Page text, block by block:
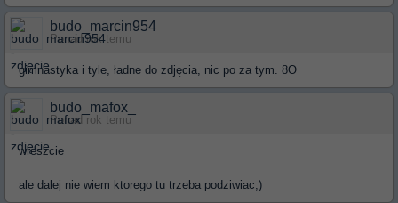
budo_marcin954
Ponad rok temu
gimnastyka i tyle, ładne do zdjęcia, nic po za tym. 8O
budo_mafox_
Ponad rok temu
wreszcie
ale dalej nie wiem ktorego tu trzeba podziwiac;)